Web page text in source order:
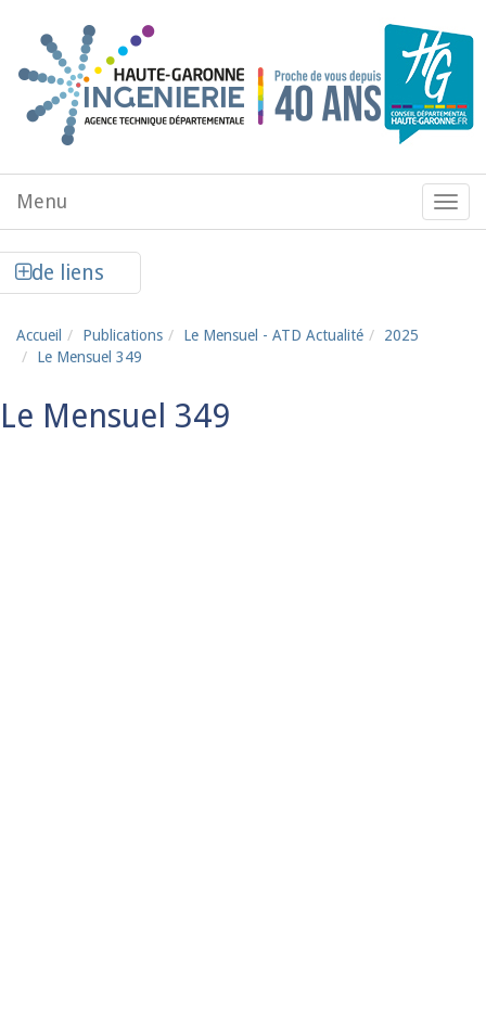
Menu
de
Menu
de liens
Accueil Publications Le Mensuel - ATD Actualité
2025
Le Mensuel 349
Le Mensuel 349